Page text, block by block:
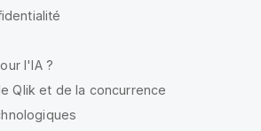
l'IA ?
Qlik et de la concurrence